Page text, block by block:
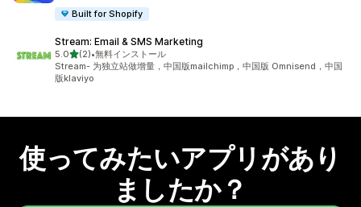
Built for Shopify
Stream: Email & SMS Marketing
5.05つ星中
(2)
合計レビュー数：2件
•無料インストール
Stream- 为独立站做增量，中国版mailchimp，中国版 Omnisend，中国
版klaviyo
使ってみたいアプリがあり
ましたか？